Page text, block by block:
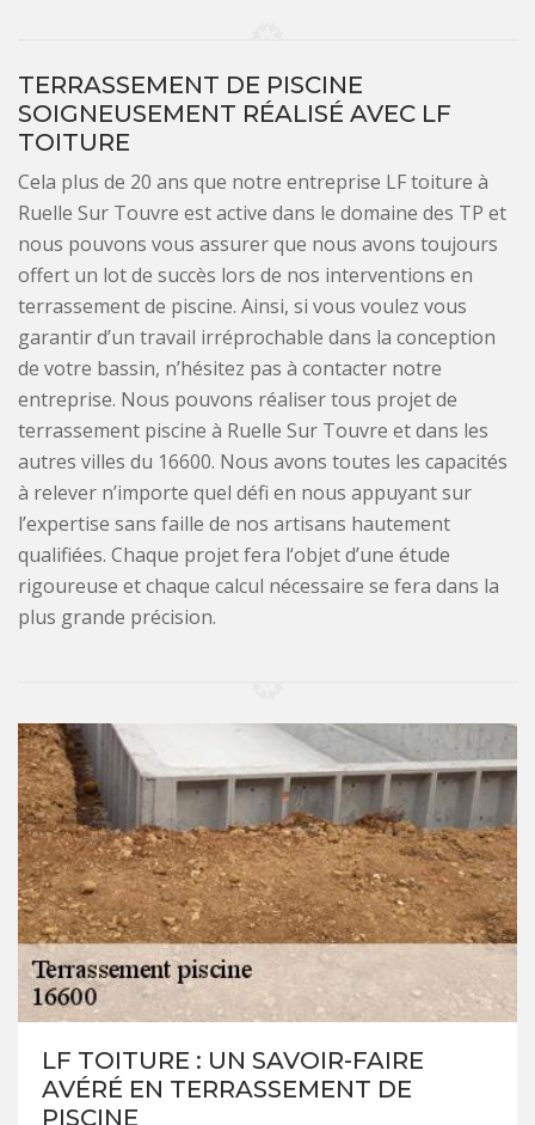
TERRASSEMENT DE PISCINE
SOIGNEUSEMENT RÉALISÉ AVEC LF
TOITURE
Cela plus de 20 ans que notre entreprise LF toiture à
Ruelle Sur Touvre est active dans le domaine des TP et
nous pouvons vous assurer que nous avons toujours
offert un lot de succès lors de nos interventions en
terrassement de piscine. Ainsi, si vous voulez vous
garantir d’un travail irréprochable dans la conception
de votre bassin, n’hésitez pas à contacter notre
entreprise. Nous pouvons réaliser tous projet de
terrassement piscine à Ruelle Sur Touvre et dans les
autres villes du 16600. Nous avons toutes les capacités
à relever n’importe quel défi en nous appuyant sur
l’expertise sans faille de nos artisans hautement
qualifiées. Chaque projet fera l‘objet d’une étude
rigoureuse et chaque calcul nécessaire se fera dans la
plus grande précision.
LF TOITURE : UN SAVOIR-FAIRE
AVÉRÉ EN TERRASSEMENT DE
PISCINE